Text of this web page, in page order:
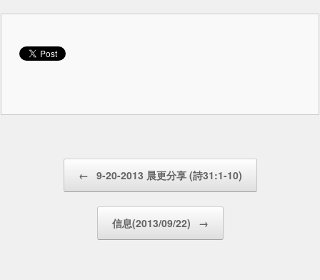
← 9-20-2013 晨更分享 (詩31:1-10)
信息(2013/09/22) →